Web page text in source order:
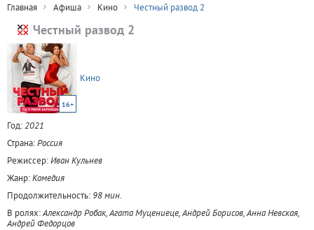
Главная Афиша Кино Честный развод 2
Честный развод 2
16+
Кино
Год:2021
Страна:Россия
Режиссер:Иван Кульнев
Жанр:Комедия
Продолжительность: 98 мин.
В ролях:Александр Робак, Агата Муцениеце, Андрей Борисов, Анна Невская,
Андрей Федорцов